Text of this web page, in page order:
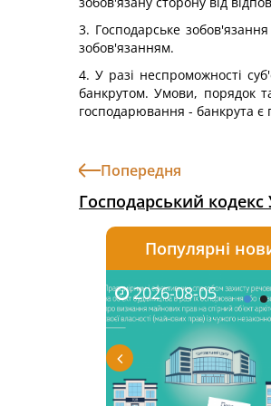
3. Господарське
зобов'язанням.
4. У разі неспроможності
банкрутом. Умови, порядок
господарювання - банкрута є
Попередня
Господарський кодекс
Популярні
2026-08-05
2026-08-03